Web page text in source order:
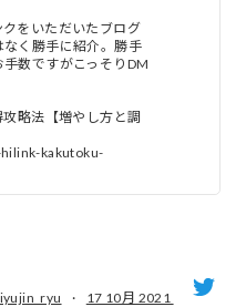
をいただいたブログ
く勝手に紹介。勝手
数ですがこっそりDM
攻略法【増やし方と調
kakutoku-
· 17 10月 2021